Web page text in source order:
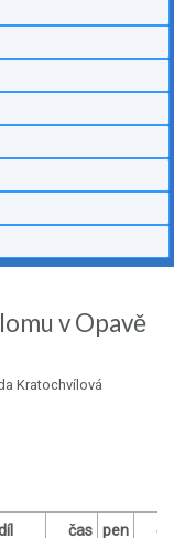
v Opavě
Kratochvílová
čas pen